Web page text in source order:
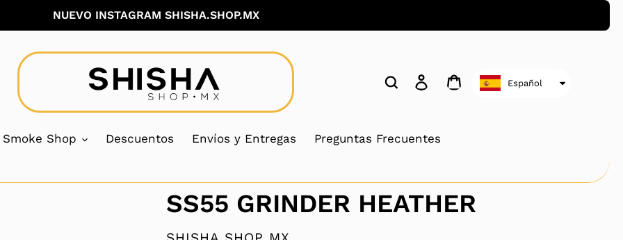
NUEVO INSTAGRAM SHISHA.SHOP.MX
Buscar IngresarCarrito Español
Smoke Shop Descuentos Envíos y Entregas Preguntas Frecuentes
SS55 GRINDER HEATHER